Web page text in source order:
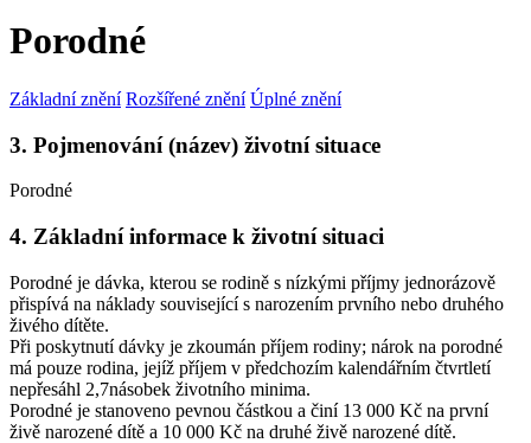
Porodné
Základní znění Rozšířené znění Úplné znění
3. Pojmenování (název) životní situace
Porodné
4. Základní informace k životní situaci
Porodné je dávka, kterou se rodině s nízkými příjmy jednorázově
přispívá na náklady související s narozením prvního nebo druhého
živého dítěte.
Při poskytnutí dávky je zkoumán příjem rodiny; nárok na porodné
má pouze rodina, jejíž příjem v předchozím kalendářním čtvrtletí
nepřesáhl 2,7násobek životního minima.
Porodné je stanoveno pevnou částkou a činí 13 000 Kč na první
živě narozené dítě a 10 000 Kč na druhé živě narozené dítě.